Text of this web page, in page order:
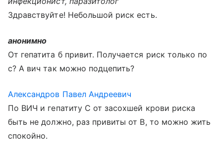
Здравствуйте! Небольшой риск есть.
анонимно
От гепатита б привит. Получается риск только по
с? А вич так можно подцепить?
Александров Павел Андреевич
По ВИЧ и гепатиту С от засохшей крови риска
быть не должно, раз привиты от В, то можно жить
спокойно.